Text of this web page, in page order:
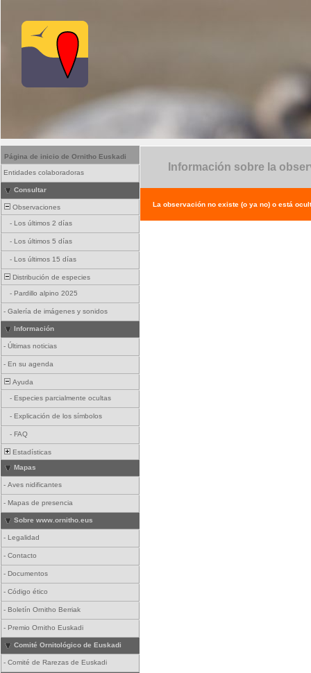
Página de inicio de Ornitho Euskadi
Entidades colaboradoras
Consultar
Observaciones
- Los últimos 2 días
- Los últimos 5 días
- Los últimos 15 días
Distribución de especies
- Pardillo alpino 2025
- Galería de imágenes y sonidos
Información
- Últimas noticias
- En su agenda
Ayuda
- Especies parcialmente ocultas
- Explicación de los símbolos
- FAQ
Estadísticas
Mapas
- Aves nidificantes
- Mapas de presencia
Sobre www.ornitho.eus
- Legalidad
- Contacto
- Documentos
- Código ético
- Boletín Ornitho Berriak
- Premio Ornitho Euskadi
Comité Ornitológico de Euskadi
- Comité de Rarezas de Euskadi
Información sobre la
La observación no existe (o ya no) o está